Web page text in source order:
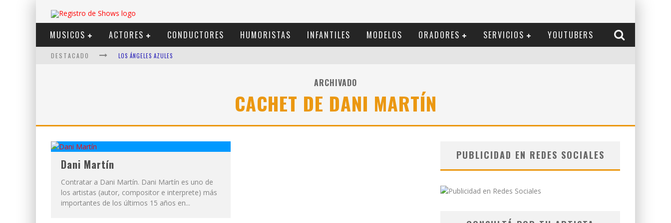
MUSICOS ACTORES CONDUCTORES HUMORISTAS INFANTILES MODELOS ORADORES SERVICIOS YOUTUBERS
DESTACADO LOS ÁNGELES AZULES
DUKI
ARCHIVADO
CACHET DE DANI MARTÍN
Dani Martín
Contratar a Dani Martín. Dani Martín es uno de
los artistas (autor, compositor e interprete) más
importantes de los últimos 15 años en...
PUBLICIDAD EN REDES SOCIALES